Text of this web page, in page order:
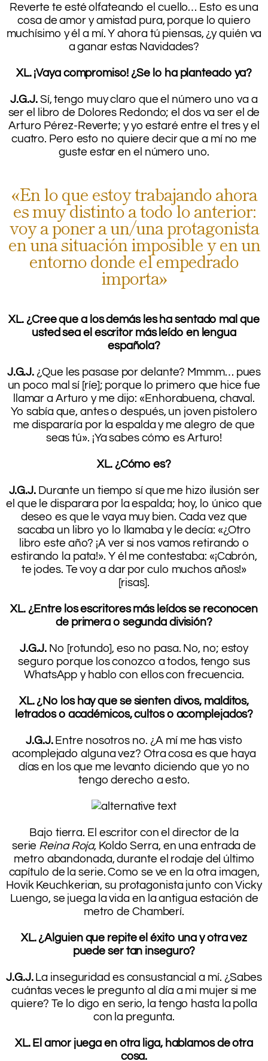
Reverte te esté olfateando el cuello… Esto es una
cosa de amor y amistad pura, porque lo quiero
muchísimo y él a mí. Y ahora tú piensas, ¿y quién va
a ganar estas Navidades?
XL. ¡Vaya compromiso! ¿Se lo ha planteado ya?
J.G.J.Sí, tengo muy claro que el número uno va a
ser el libro de Dolores Redondo; el dos va ser el de
Arturo Pérez-Reverte; y yo estaré entre el tres y el
cuatro. Pero esto no quiere decir que a mí no me
guste estar en el número uno.
«En lo que estoy trabajando ahora
es muy distinto a todo lo anterior:
voy a poner a un/una protagonista
en una situación imposible y en un
entorno donde el empedrado
importa»
XL. ¿Cree que a los demás les ha sentado mal que
usted sea el escritor más leído en lengua
española?
J.G.J. ¿Que les pasase por delante? Mmmm… pues
un poco mal sí [ríe]; porque lo primero que hice fue
llamar a Arturo y me dijo: «Enhorabuena, chaval.
Yo sabía que, antes o después, un joven pistolero
me dispararía por la espalda y me alegro de que
seas tú». ¡Ya sabes cómo es Arturo!
XL. ¿Cómo es?
J.G.J.Durante un tiempo sí que me hizo ilusión ser
el que le disparara por la espalda; hoy, lo único que
deseo es que le vaya muy bien. Cada vez que
sacaba un libro yo lo llamaba y le decía: «¿Otro
libro este año? ¡A ver si nos vamos retirando o
estirando la pata!». Y él me contestaba: «¡Cabrón,
te jodes. Te voy a dar por culo muchos años!»
[risas].
XL. ¿Entre los escritores más leídos se reconocen
de primera o segunda división?
J.G.J. No [rotundo], eso no pasa. No, no; estoy
seguro porque los conozco a todos, tengo sus
WhatsApp y hablo con ellos con frecuencia.
XL. ¿No los hay que se sienten divos, malditos,
letrados o académicos, cultos o acomplejados?
J.G.J.Entre nosotros no. ¿A mí me has visto
acomplejado alguna vez? Otra cosa es que haya
días en los que me levanto diciendo que yo no
tengo derecho a esto.
Bajo tierra. El escritor con el director de la
serie Reina Roja, Koldo Serra, en una entrada de
metro abandonada, durante el rodaje del último
capítulo de la serie. Como se ve en la otra imagen,
Hovik Keuchkerian, su protagonista junto con Vicky
Luengo, se juega la vida en la antigua estación de
metro de Chamberí.
XL. ¿Alguien que repite el éxito una y otra vez
puede ser tan inseguro?
J.G.J.La inseguridad es consustancial a mí. ¿Sabes
cuántas veces le pregunto al día a mi mujer si me
quiere? Te lo digo en serio, la tengo hasta la polla
con la pregunta.
XL. El amor juega en otra liga, hablamos de otra
cosa.